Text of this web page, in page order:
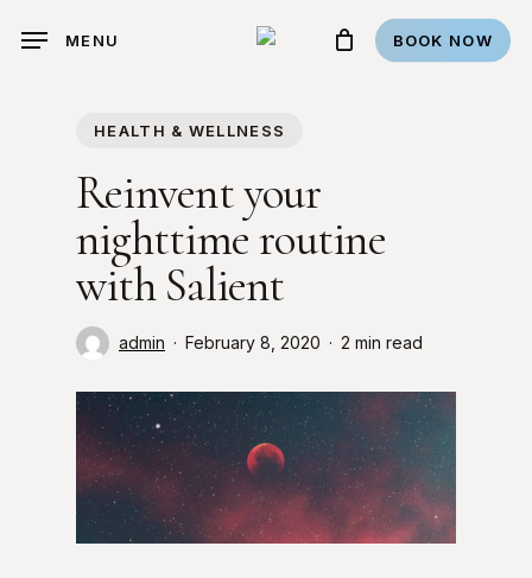
BOOK NOW
MENU
HEALTH & WELLNESS
Reinvent your
nighttime routine
with Salient
admin February 8, 2020 2 min read